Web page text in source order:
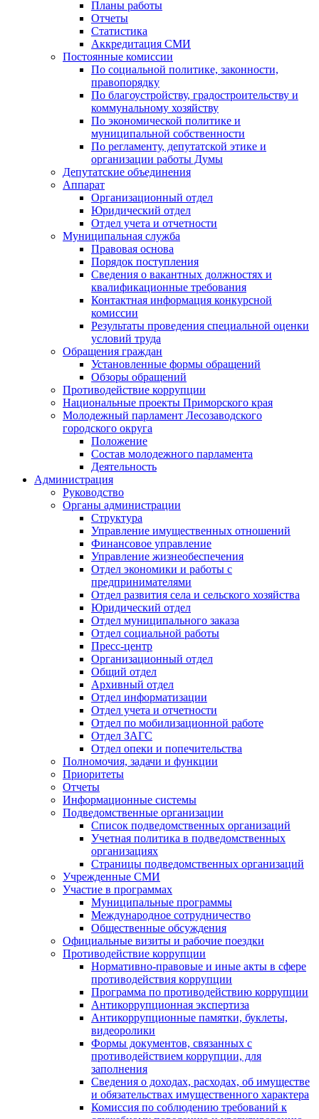
Планы работы
Отчеты
Статистика
Аккредитация СМИ
Постоянные комиссии
По социальной политике, законности,
правопорядку
По благоустройству, градостроительству и
коммунальному хозяйству
По экономической политике и
муниципальной собственности
По регламенту, депутатской этике и
организации работы Думы
Депутатские объединения
Аппарат
Организационный отдел
Юридический отдел
Отдел учета и отчетности
Муниципальная служба
Правовая основа
Порядок поступления
Сведения о вакантных должностях и
квалификационные требования
Контактная информация конкурсной
комиссии
Результаты проведения специальной оценки
условий труда
Обращения граждан
Установленные формы обращений
Обзоры обращений
Противодействие коррупции
Национальные проекты Приморского края
Молодежный парламент Лесозаводского
городского округа
Положение
Состав молодежного парламента
Деятельность
Администрация
Руководство
Органы администрации
Структура
Управление имущественных отношений
Финансовое управление
Управление жизнеобеспечения
Отдел экономики и работы с
предпринимателями
Отдел развития села и сельского хозяйства
Юридический отдел
Отдел муниципального заказа
Отдел социальной работы
Пресс-центр
Организационный отдел
Общий отдел
Архивный отдел
Отдел информатизации
Отдел учета и отчетности
Отдел по мобилизационной работе
Отдел ЗАГС
Отдел опеки и попечительства
Полномочия, задачи и функции
Приоритеты
Отчеты
Информационные системы
Подведомственные организации
Список подведомственных организаций
Учетная политика в подведомственных
организациях
Страницы подведомственных организаций
Учрежденные СМИ
Участие в программах
Муниципальные программы
Международное сотрудничество
Общественные обсуждения
Официальные визиты и рабочие поездки
Противодействие коррупции
Нормативно-правовые и иные акты в сфере
противодействия коррупции
Программа по противодействию коррупции
Антикоррупционная экспертиза
Антикоррупционные памятки, буклеты,
видеоролики
Формы документов, связанных с
противодействием коррупции, для
заполнения
Сведения о доходах, расходах, об имуществе
и обязательствах имущественного характера
Комиссия по соблюдению требований к